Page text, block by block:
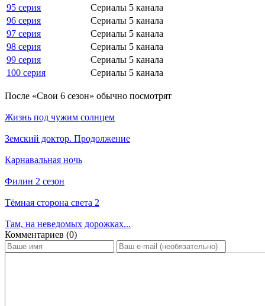
95 серия
Сериалы 5 канала
96 серия
Сериалы 5 канала
97 серия
Сериалы 5 канала
98 серия
Сериалы 5 канала
99 серия
Сериалы 5 канала
100 серия
Сериалы 5 канала
По­сле «Свои 6 сезон» обыч­но по­смот­рят
Жизнь под чужим солнцем
Земский доктор. Продолжение
Карнавальная ночь
Филин 2 сезон
Тёмная сторона света 2
Там, на неведомых дорожках...
Ком­мен­та­ри­ев (0)